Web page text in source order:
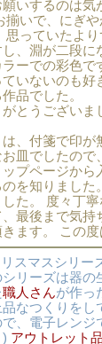
願いするのは
揃いで、にぎ
思っていたよ
し、淵が二段
ラーでの彩色
ていないのも
品でした。
がとうござい
は、付箋で印が
皿でしたの
プページから
を知りまし
た。 度々丁
最後まで気
ます。 この
スマスシリー
リーズは器
職人さんが作っ
なつくりを
、電子レン
アウトレット